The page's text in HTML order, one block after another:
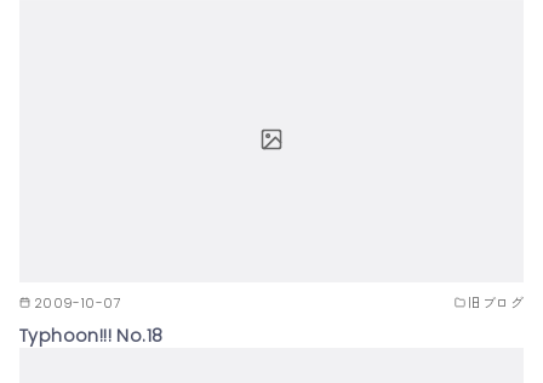
2009-10-07 旧ブログ
Typhoon!!! No.18